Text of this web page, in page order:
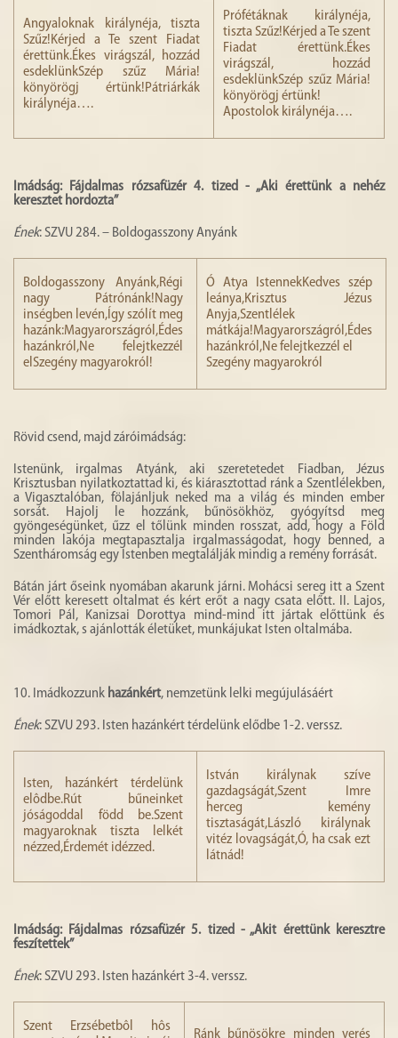
Angyaloknak királynéja, tiszta
Szűz!Kérjed a Te szent Fiadat
érettünk.Ékes virágszál, hozzád
esdeklünkSzép szűz Mária!
könyörögj értünk!Pátriárkák
királynéja….
Prófétáknak királynéja,
tiszta Szűz!Kérjed a Te szent
Fiadat érettünk.Ékes
virágszál, hozzád
esdeklünkSzép szűz Mária!
könyörögj értünk!
Apostolok királynéja….
Imádság: Fájdalmas rózsafüzér 4. tized - „Aki érettünk a nehéz
keresztet hordozta”
Ének: SZVU 284. – Boldogasszony Anyánk
Boldogasszony Anyánk,Régi
nagy Pátrónánk!Nagy
inségben levén,Így szólít meg
hazánk:Magyarországról,Édes
hazánkról,Ne felejtkezzél
elSzegény magyarokról!
Ó Atya IstennekKedves szép
leánya,Krisztus Jézus
Anyja,Szentlélek
mátkája!Magyarországról,Édes
hazánkról,Ne felejtkezzél el
Szegény magyarokról
Rövid csend, majd záróimádság:
Istenünk, irgalmas Atyánk, aki szeretetedet Fiadban, Jézus
Krisztusban nyilatkoztattad ki, és kiárasztottad ránk a Szentlélekben,
a Vigasztalóban, fölajánljuk neked ma a világ és minden ember
sorsát. Hajolj le hozzánk, bűnösökhöz, gyógyítsd meg
gyöngeségünket, űzz el tőlünk minden rosszat, add, hogy a Föld
minden lakója megtapasztalja irgalmasságodat, hogy benned, a
Szentháromság egy Istenben megtalálják mindig a remény forrását.
Bátán járt őseink nyomában akarunk járni. Mohácsi sereg itt a Szent
Vér előtt keresett oltalmat és kért erőt a nagy csata előtt. II. Lajos,
Tomori Pál, Kanizsai Dorottya mind-mind itt jártak előttünk és
imádkoztak, s ajánlották életüket, munkájukat Isten oltalmába.
10. Imádkozzunk hazánkért, nemzetünk lelki megújulásáért
Ének: SZVU 293. Isten hazánkért térdelünk elődbe 1-2. verssz.
Isten, hazánkért térdelünk
elôdbe.Rút bűneinket
jóságoddal född be.Szent
magyaroknak tiszta lelkét
nézzed,Érdemét idézzed.
István királynak szíve
gazdagságát,Szent Imre
herceg kemény
tisztaságát,László királynak
vitéz lovagságát,Ó, ha csak ezt
látnád!
Imádság: Fájdalmas rózsafüzér 5. tized - „Akit érettünk keresztre
feszítettek”
Ének: SZVU 293. Isten hazánkért 3-4. verssz.
Szent Erzsébetbôl hôs
Ránk bűnösökre minden verés